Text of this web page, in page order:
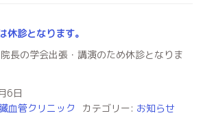
診となります。
長の学会出張・講演のため休診となりま
6日
血管クリニック カテゴリー: お知らせ